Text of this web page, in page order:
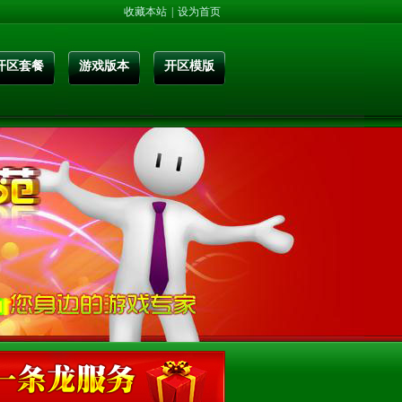
收藏本站 设为首页
区套餐 游戏版本 开区模版